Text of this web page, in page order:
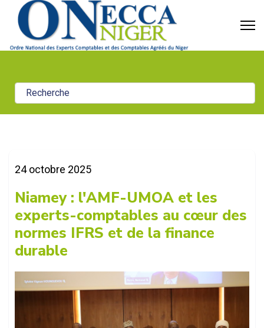
24 octobre 2025
Niamey : l'AMF-UMOA et les
experts-comptables au cœur des
normes IFRS et de la finance
durable